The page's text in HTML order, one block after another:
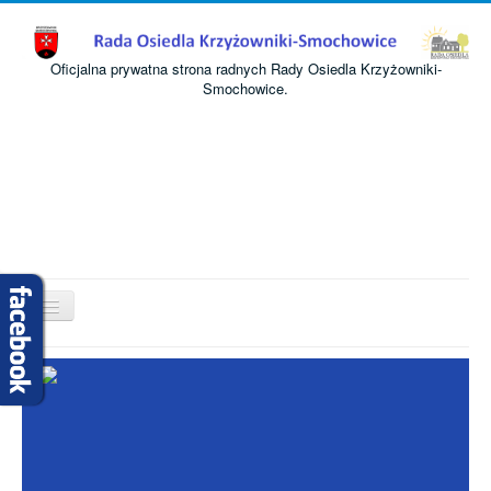
Oficjalna prywatna strona radnych Rady Osiedla Krzyżowniki-
Smochowice.
Przełącz
nawigację
Start
O nas